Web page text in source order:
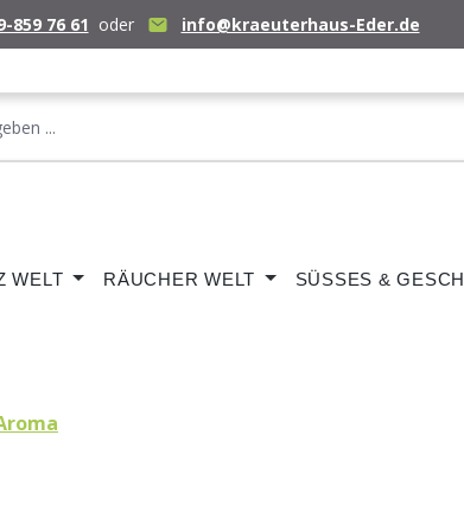
859 76 61 oder info@kraeuterhaus-Eder.de
WELT RÄUCHER WELT SÜSSES &